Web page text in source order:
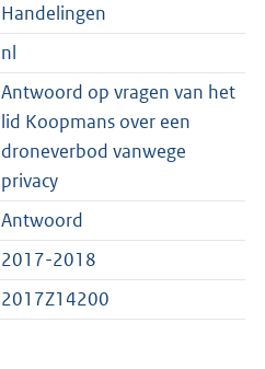
Handelingen
nl
Antwoord op vragen van het
lid Koopmans over een
droneverbod vanwege
privacy
Antwoord
2017-2018
2017Z14200